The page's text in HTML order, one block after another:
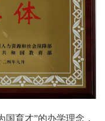
育才”的办学理念，